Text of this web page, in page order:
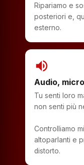
Ripariamo e
posteriori e,
esterno.
volume_up
Audio,
Tu senti loro
non senti più
Controlliamo
altoparlanti e
distorto.